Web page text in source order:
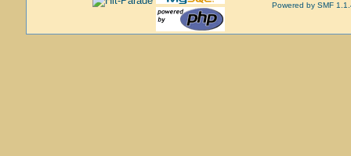
Powered by SMF